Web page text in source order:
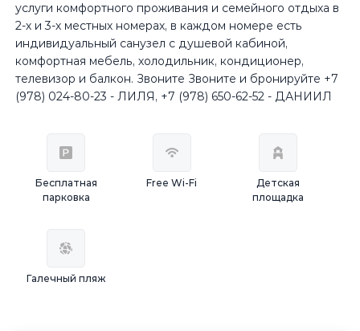
услуги комфортного проживания и семейного отдыха в
2-х и 3-х местных номерах, в каждом номере есть
индивидуальный санузел с душевой кабиной,
комфортная мебель, холодильник, кондиционер,
телевизор и балкон. Звоните Звоните и бронируйте +7
(978) 024-80-23 - ЛИЛЯ, +7 (978) 650-62-52 - ДАНИИЛ
Бесплатная
парковка
Free Wi-Fi
Детская
площадка
Галечный пляж